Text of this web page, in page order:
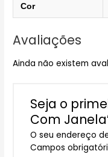
Cor
Avaliações
Ainda não existem
Seja o
Com
O seu endereço
Campos